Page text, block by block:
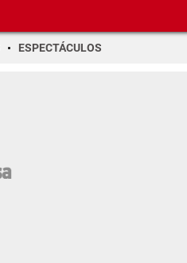
ESPECTÁCULOS